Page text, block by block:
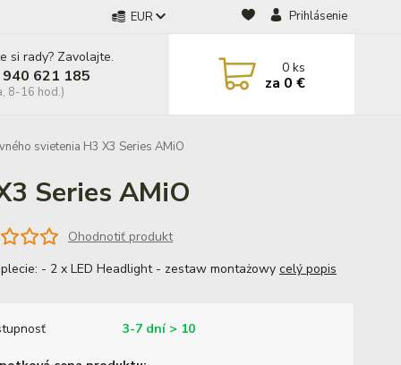
EUR Prihlásenie
si rady? Zavolajte.
621 185
8-16 hod.)
0ks
za 0 €
svietenia H3 X3 Series AMiO
Series AMiO
Ohodnotiť produkt
- 2 x LED Headlight - zestaw montażowy celý popis
3-7 dní > 10